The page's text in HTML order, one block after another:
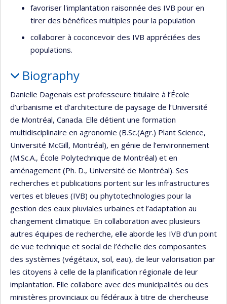
favoriser l'implantation raisonnée des IVB pour en
tirer des bénéfices multiples pour la population
collaborer à coconcevoir des IVB appréciées des
populations.
Biography
Danielle Dagenais est professeure titulaire à l’École
d’urbanisme et d’architecture de paysage de l’Université
de Montréal, Canada. Elle détient une formation
multidisciplinaire en agronomie (B.Sc.(Agr.) Plant Science,
Université McGill, Montréal), en génie de l’environnement
(M.Sc.A., École Polytechnique de Montréal) et en
aménagement (Ph. D., Université de Montréal). Ses
recherches et publications portent sur les infrastructures
vertes et bleues (IVB) ou phytotechnologies pour la
gestion des eaux pluviales urbaines et l’adaptation au
changement climatique. En collaboration avec plusieurs
autres équipes de recherche, elle aborde les IVB d’un point
de vue technique et social de l’échelle des composantes
des systèmes (végétaux, sol, eau), de leur valorisation par
les citoyens à celle de la planification régionale de leur
implantation. Elle collabore avec des municipalités ou des
ministères provinciaux ou fédéraux à titre de chercheuse